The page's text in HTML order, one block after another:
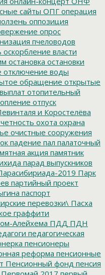
сайты ОПГ операция
оппозиция
опрос
пчеловодов
оскорбление власти
остановка остановки
отключение воды
обращение открытые
отопительный
отпуск
и Коростелёва
охота охрана
очистные сооружения
падение пал палаточный
акция памятник
парад выпускников
2019 Парк
партийный проект
паспорт
перевозки\ Пасха
граффити
Алейхема ПДД ПДН
педагогическая
пенсионеры
реформа пенсионные
Пенсионный фонд пенсия